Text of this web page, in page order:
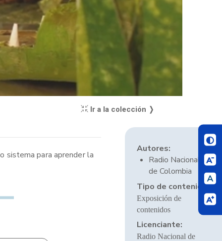
Ir a la colección ❭
sistema para aprender la
Autores:
Radio Nacional
de Colombia
Tipo de contenido:
Exposición de
contenidos
Licenciante:
Radio Nacional de